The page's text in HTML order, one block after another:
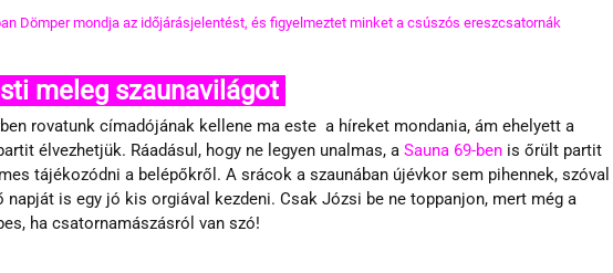
Dömper mondja az időjárásjelentést, és figyelmeztet minket a csúszós ereszcsatornák
meleg szaunavilágot
rovatunk címadójának kellene ma este  a híreket mondania, ám ehelyett a
élvezhetjük. Ráadásul, hogy ne legyen unalmas, a Sauna 69-ben is őrült partit
tájékozódni a belépőkről. A srácok a szaunában újévkor sem pihennek, szóval
napját is egy jó kis orgiával kezdeni. Csak Józsi be ne toppanjon, mert még a
ha csatornamászásról van szó!